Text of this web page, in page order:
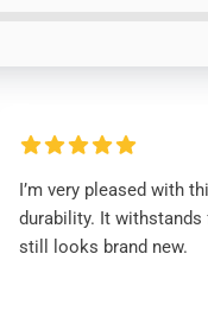
I’m very pleased with
durability. It withstands
still looks brand new.